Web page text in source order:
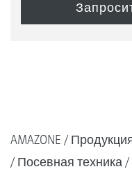
AMAZONE
Посевная техника